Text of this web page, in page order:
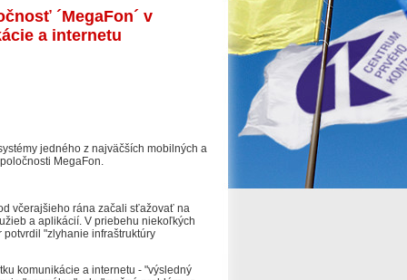
´MegaFon´ v
a internetu
jedného z najväčších mobilných a
MegaFon.
včerajšieho rána začali sťažovať na
a aplikácií. V priebehu niekoľkých
"zlyhanie infraštruktúry
komunikácie a internetu - "výsledný